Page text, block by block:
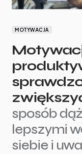
MOTYWACJA
sposób
lepszymi
siebie i